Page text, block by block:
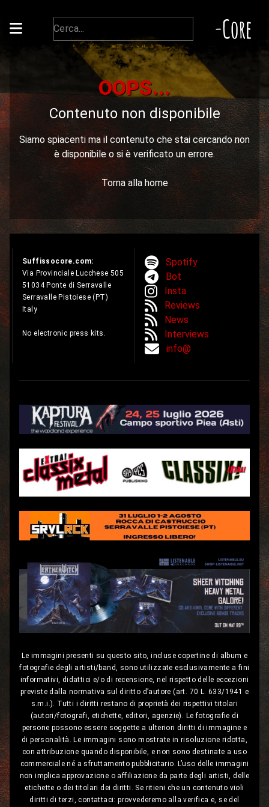
-Core
OOPS...
Contenuto non disponibile
Siamo spiacenti ma il contenuto che stai cercando non
è disponibile o si è verificato un errore.
Torna alla home
Suffissocore.com:
Via Provinciale Lucchese 505
51034 Ponte di Serravalle
Serravalle Pistoiese (PT)
Italy
No electronic press kits.
Spotify
Bot
Insta
Reviews
News
Interviews
info@
Le immagini presenti su questo sito, incluse copertine di album e
fotografie degli artisti/band, sono utilizzate esclusivamente a fini
informativi, didattici e/o di recensione, nel rispetto delle eccezioni
previste dalla normativa sul diritto d’autore (art. 70 L. 633/1941 e
s.m.i.). Tutti i diritti restano di proprietà dei rispettivi titolari
(autori/fotografi, etichette, editori, agenzie). Le fotografie di
persone possono essere soggette a ulteriori diritti di immagine e
di personalità. Le immagini sono mostrate in risoluzione ridotta,
con attribuzione quando disponibile, e non sono destinate a uso
commerciale né a sfruttamento pubblicitario. L’uso delle immagini
non implica approvazione o affiliazione da parte degli artisti, delle
etichette o dei titolari dei diritti. Se ritieni che un contenuto violi
diritti di terzi, contattaci: provvederemo alla verifica e, se del